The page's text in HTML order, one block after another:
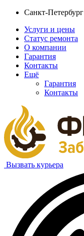
Санкт-Петербург
Услуги и цены
Статус ремонта
О компании
Гарантия
Контакты
Ещё
Гарантия
Контакты
Вызвать курьера